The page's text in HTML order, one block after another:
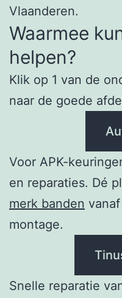
Vlaanderen.
Waarmee
helpen?
Klik op 1 van de
naar de goede
Voor APK-
en reparaties. Dé
merk banden
montage.
Snelle reparatie